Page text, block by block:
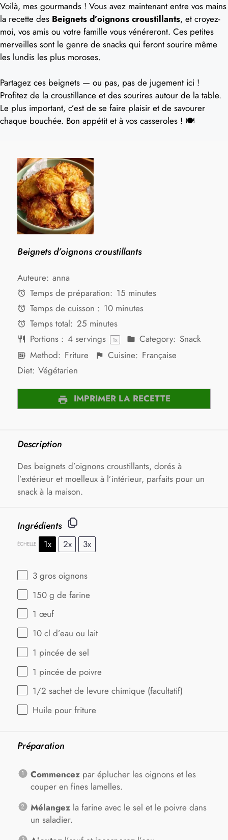
Voilà, mes gourmands ! Vous avez maintenant entre vos mains
la recette des Beignets d’oignons croustillants, et croyez-
moi, vos amis ou votre famille vous vénéreront. Ces petites
merveilles sont le genre de snacks qui feront sourire même
les lundis les plus moroses.
Partagez ces beignets — ou pas, pas de jugement ici !
Profitez de la croustillance et des sourires autour de la table.
Le plus important, c’est de se faire plaisir et de savourer
chaque bouchée. Bon appétit et à vos casseroles ! 🍽️
Beignets d’oignons croustillants
Auteure: anna
Temps de préparation: 15 minutes
Temps de cuisson : 10 minutes
Temps total: 25 minutes
Portions : 4servings 1x Category: Snack
Method: Friture Cuisine: Française
Diet: Végétarien
IMPRIMER LA RECETTE
Description
Des beignets d’oignons croustillants, dorés à
l’extérieur et moelleux à l’intérieur, parfaits pour un
snack à la maison.
Ingrédients
ÉCHELLE 1x 2x 3x
3 gros oignons
150 g de farine
1 œuf
10 cl d’eau ou lait
1 pincée de sel
1 pincée de poivre
1/2 sachet de levure chimique (facultatif)
Huile pour friture
Préparation
Commencezpar éplucher les oignons et les
couper en fines lamelles.
Mélangezla farine avec le sel et le poivre dans
un saladier.